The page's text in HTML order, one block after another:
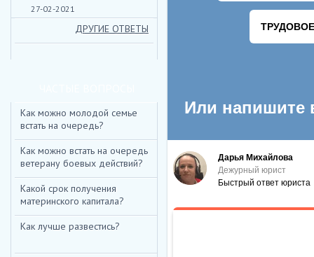
27-02-2021
ДРУГИЕ ОТВЕТЫ
Как можно молодой семье
встать на очередь?
Как можно встать на очередь
ветерану боевых действий?
Какой срок получения
материнского капитала?
Как лучше развестись?